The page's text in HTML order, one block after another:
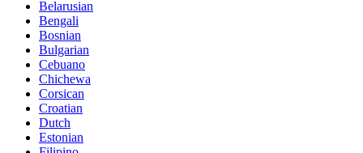
Belarusian
Bengali
Bosnian
Bulgarian
Cebuano
Chichewa
Corsican
Croatian
Dutch
Estonian